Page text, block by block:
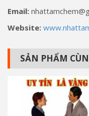
Email:
Website:
SẢN PHẨM